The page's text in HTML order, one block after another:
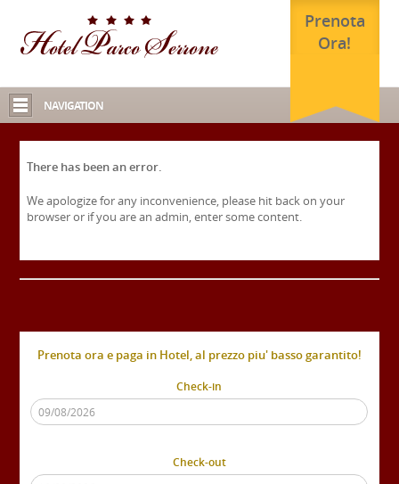
Prenota
Ora!
NAVIGATION
There has been an error.
We apologize for any inconvenience, please hit back on your
browser or if you are an admin, enter some content.
Prenota ora e paga in Hotel, al prezzo piu' basso garantito!
Check-in
Check-out